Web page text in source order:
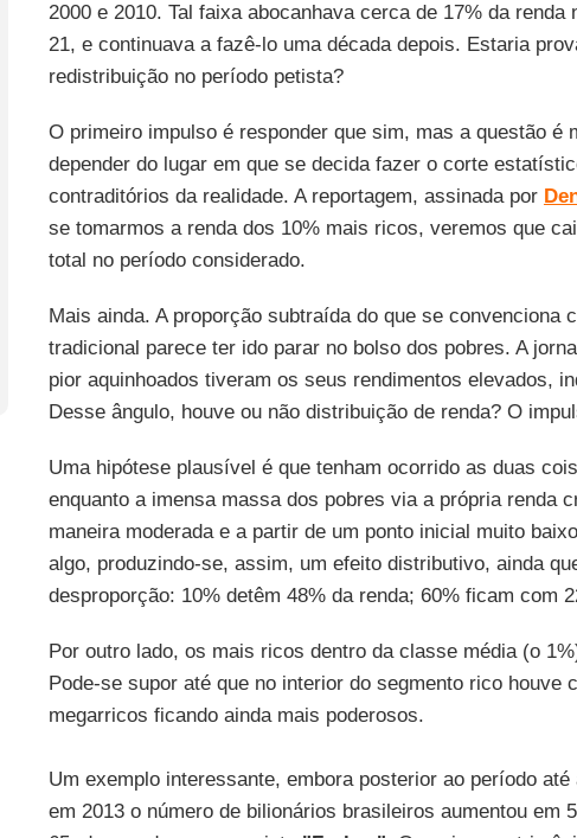
2000 e 2010. Tal faixa abocanhava cerca de 17% da
21, e continuava a fazê-lo uma década depois. Estaria
redistribuição no período petista?
O primeiro impulso é responder que sim, mas a questão é
depender do lugar em que se decida fazer o corte
contraditórios da realidade. A reportagem, assinada por
se tomarmos a renda dos 10% mais ricos, veremos que
total no período considerado.
Mais ainda. A proporção subtraída do que se convenciona
tradicional parece ter ido parar no bolso dos pobres. A
pior aquinhoados tiveram os seus rendimentos elevados,
Desse ângulo, houve ou não distribuição de renda? O
Uma hipótese plausível é que tenham ocorrido as duas
enquanto a imensa massa dos pobres via a própria renda
maneira moderada e a partir de um ponto inicial muito
algo, produzindo-se, assim, um efeito distributivo, ainda
desproporção: 10% detêm 48% da renda; 60% ficam com
Por outro lado, os mais ricos dentro da classe média (o
Pode-se supor até que no interior do segmento rico houve
megarricos ficando ainda mais poderosos.
Um exemplo interessante, embora posterior ao período até
em 2013 o número de bilionários brasileiros aumentou em